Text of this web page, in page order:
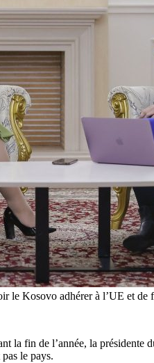
Kosovo adhérer à l’UE et de
la fin de l’année, la
le pays.